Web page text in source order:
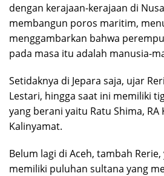
dengan kerajaan-kerajaan di
membangun poros maritim,
menggambarkan bahwa
pada masa itu adalah manusia-
Setidaknya di Jepara saja, ujar
Lestari, hingga saat ini memiliki
yang berani yaitu Ratu Shima,
Kalinyamat.
Belum lagi di Aceh, tambah
memiliki puluhan sultana yang